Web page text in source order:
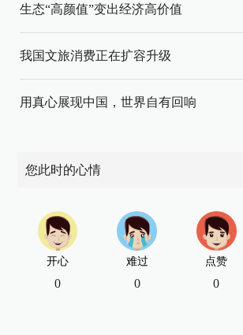
生态“高颜值”变出经济高价值
我国文旅消费正在扩容升级
用真心展现中国，世界自有回响
您此时的心情
开心
0
难过
0
点赞
0